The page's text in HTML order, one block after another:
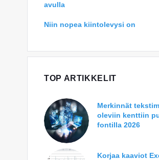
avulla
Niin nopea kiintolevysi on
TOP ARTIKKELIT
Merkinnät
oleviin kenttiin
fontilla 2026
Korjaa kaaviot